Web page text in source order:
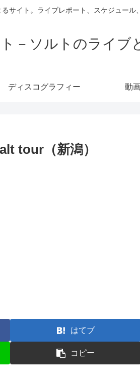
イト。ライブレポート、スケジュール
－ソルトのライブ
ディスコグラフィー 動
tour（新潟）
はてブ
コピー